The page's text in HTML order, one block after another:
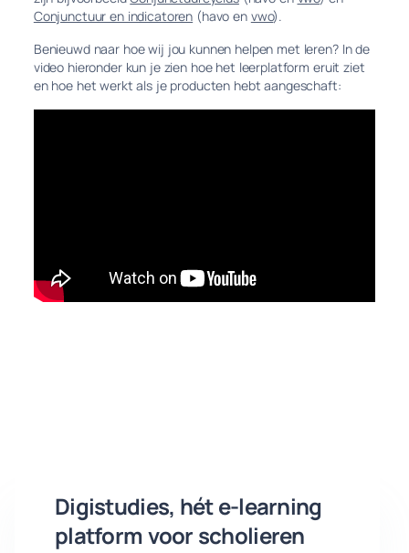
Conjunctuur en indicatoren (havo en vwo).
Benieuwd naar hoe wij jou kunnen helpen met leren? In de
video hieronder kun je zien hoe het leerplatform eruit ziet
en hoe het werkt als je producten hebt aangeschaft:
Digistudies, hét e-learning
platform voor scholieren